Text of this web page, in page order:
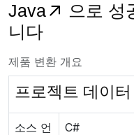
Java
으로 성
니다
제품 변환 개요
프로젝트 데이터
소스 언
C#